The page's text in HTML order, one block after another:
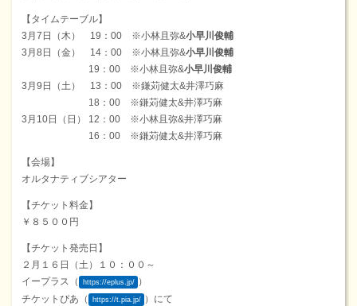
【タイムテーブル】
3月7日（木） 19：00 ※小林且弥&小早川俊輔
3月8日（金） 14：00 ※小林且弥&小早川俊輔
19：00 ※小林且弥&小早川俊輔
3月9日（土） 13：00 ※鎌苅健太&井澤巧麻
18：00 ※鎌苅健太&井澤巧麻
3月10日（日） 12：00 ※小林且弥&井澤巧麻
16：00 ※鎌苅健太&井澤巧麻
【会場】
オルタナティブシアター
【チケット料金】
￥８５００円
【チケット発売日】
２月１６日（土）１０：００～
イープラス（
https://eplus.jp/
）
チケットぴあ（
https://t.pia.jp/ ）にて